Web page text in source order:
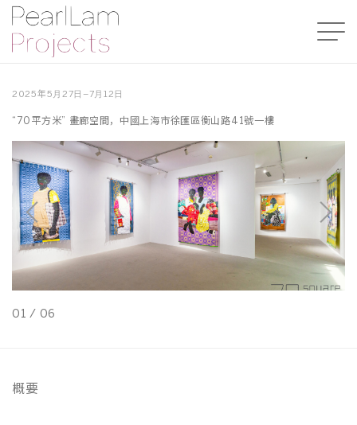
2025年5⽉27⽇–7⽉12⽇
“70平⽅米” 畫廊空間，中國上海市徐匯區衡⼭路41號⼀樓
01 / 06
概要